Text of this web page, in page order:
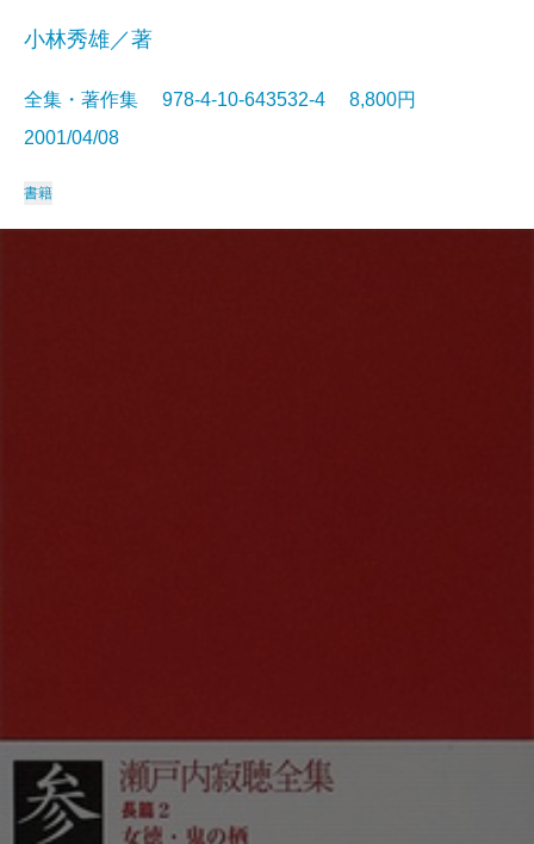
小林秀雄／著
全集・著作集 978-4-10-643532-4 8,800円
2001/04/08
書籍